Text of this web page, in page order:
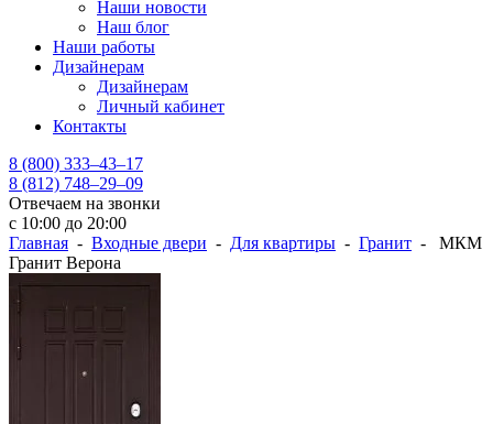
Наши новости
Наш блог
Наши работы
Дизайнерам
Дизайнерам
Личный кабинет
Контакты
8 (800) 333–43–17
8 (812) 748–29–09
Отвечаем на звонки
с 10:00 до 20:00
Главная - Входные двери - Для квартиры - Гранит - МКМ
Гранит Верона